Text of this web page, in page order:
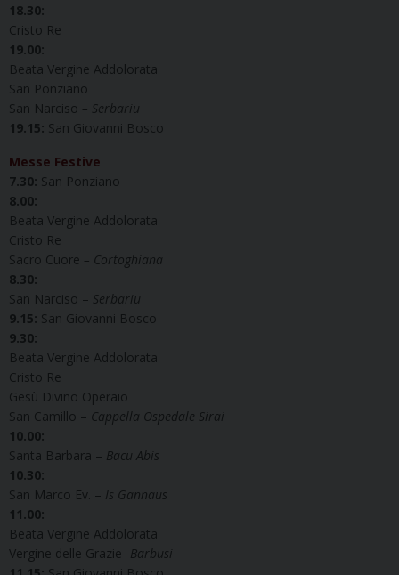
18.30:
Cristo Re
19.00:
Beata Vergine Addolorata
San Ponziano
San Narciso – Serbariu
19.15: San Giovanni Bosco
Messe Festive
7.30: San Ponziano
8.00:
Beata Vergine Addolorata
Cristo Re
Sacro Cuore – Cortoghiana
8.30:
San Narciso – Serbariu
9.15: San Giovanni Bosco
9.30:
Beata Vergine Addolorata
Cristo Re
Gesù Divino Operaio
San Camillo – Cappella Ospedale Sirai
10.00:
Santa Barbara – Bacu Abis
10.30:
San Marco Ev. – Is Gannaus
11.00:
Beata Vergine Addolorata
Vergine delle Grazie- Barbusi